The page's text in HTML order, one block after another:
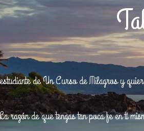
de Un Curso de Milagros y
razón de que tengas tan poca fe en ti